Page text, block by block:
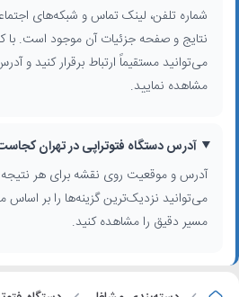
شماره تلفن، لینک تماس و شبکه‌های
نتایج و صفحه جزئیات آن موجود است.
می‌توانید مستقیماً ارتباط برقرار کنید و
مشاهده نمایید.
آدرس دستگاه فتوتراپی در تهران
آدرس و موقعیت روی نقشه برای هر
می‌توانید نزدیک‌ترین گزینه‌ها را بر
مسیر دقیق را مشاهده کنید.